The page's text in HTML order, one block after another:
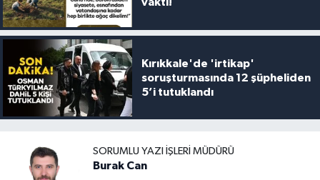
vakti!
Kırıkkale'de 'irtikap'
soruşturmasında 12 şüpheliden
5’i tutuklandı
SORUMLU YAZI İŞLERI MÜDÜRÜ
Burak Can